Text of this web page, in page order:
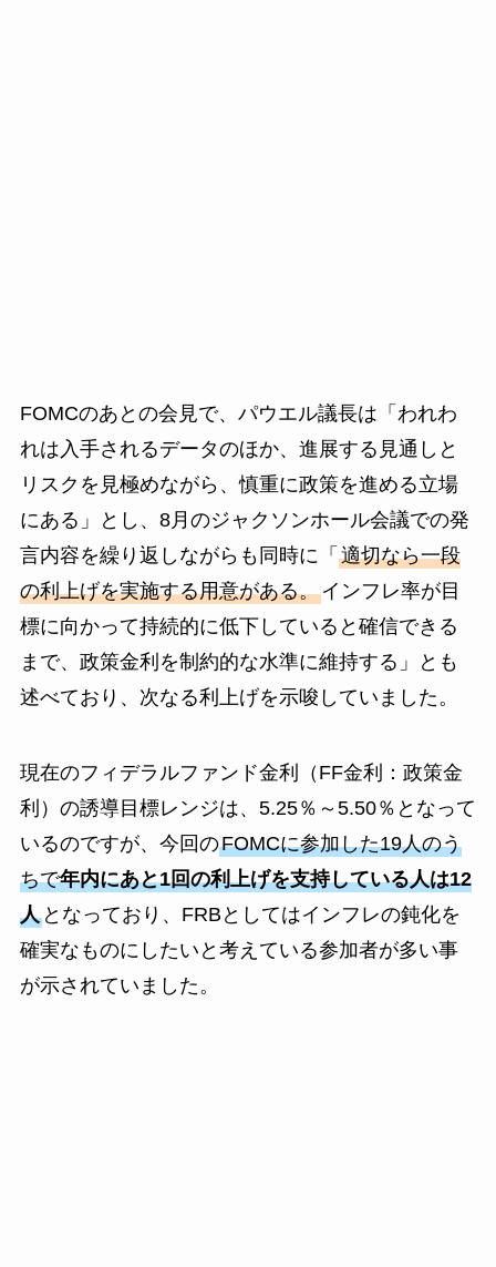
FOMCのあとの会見で、パウエル議長は「われわ
れは入手されるデータのほか、進展する見通しと
リスクを見極めながら、慎重に政策を進める立場
にある」とし、8月のジャクソンホール会議での発
言内容を繰り返しながらも同時に「 適切なら一段
の利上げを実施する用意がある。インフレ率が目
標に向かって持続的に低下していると確信できる
まで、政策金利を制約的な水準に維持する」とも
述べており、次なる利上げを示唆していました。
現在のフィデラルファンド金利（FF金利：政策金
利）の誘導目標レンジは、5.25％～5.50％となって
いるのですが、今回のFOMCに参加した19人のう
ちで年内にあと1回の利上げを支持している人は12
人となっており、FRBとしてはインフレの鈍化を
確実なものにしたいと考えている参加者が多い事
が示されていました。